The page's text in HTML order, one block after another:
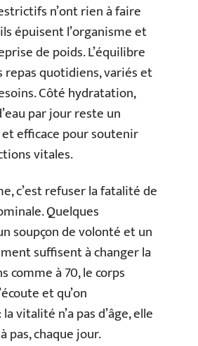
n’ont rien à faire
épuisent l’organisme et
de poids. L’équilibre
repas quotidiens, variés et
Côté hydratation,
par jour reste un
efficace pour soutenir
vitales.
c’est refuser la fatalité de
Quelques
soupçon de volonté et un
suffisent à changer la
comme à 70, le corps
et qu’on
vitalité n’a pas d’âge, elle
pas, chaque jour.